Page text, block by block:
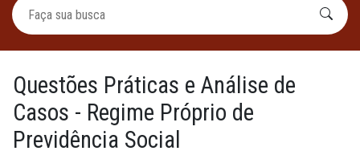
Questões Práticas e Análise de
Casos - Regime Próprio de
Previdência Social